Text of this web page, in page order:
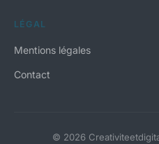
LÉGAL
Mentions légales
Contact
© 2026